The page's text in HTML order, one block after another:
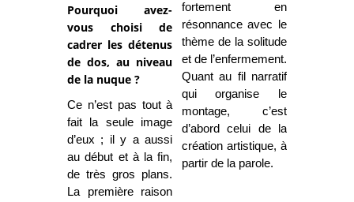
Pourquoi avez-
vous choisi de
cadrer les détenus
de dos, au niveau
de la nuque ?
Ce n’est pas tout à
fait la seule image
d’eux ; il y a aussi
au début et à la fin,
de très gros plans.
La première raison
fortement en
résonnance avec le
thème de la solitude
et de l’enfermement.
Quant au fil narratif
qui organise le
montage, c’est
d’abord celui de la
création artistique, à
partir de la parole.